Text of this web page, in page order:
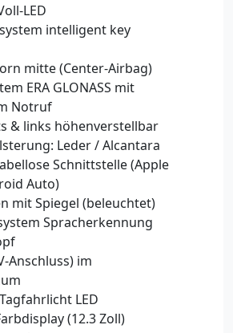
LED
intelligent key
mitte (Center-Airbag)
ERA GLONASS mit
Notruf
& links höhenverstellbar
Leder / Alcantara
Schnittstelle (Apple
Auto)
mit Spiegel (beleuchtet)
Spracherkennung
Anschluss) im
LED
(12.3 Zoll)